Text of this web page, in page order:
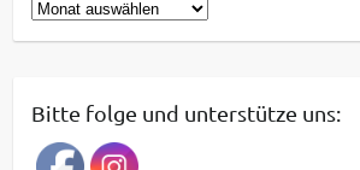
B
e
r
a
Bitte folge und unterstütze uns: